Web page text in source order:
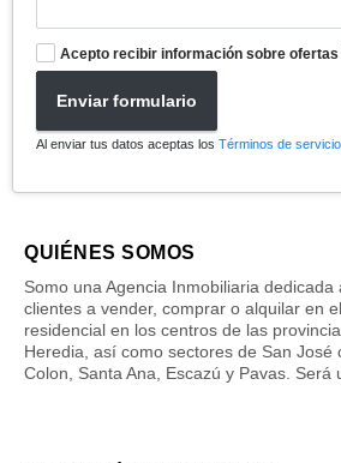
Acepto recibir información sobre
Enviar formulario
Al enviar tus datos aceptas los Términos de
QUIÉNES SOMOS
Somo una Agencia Inmobiliaria
clientes a vender, comprar o alquilar en
residencial en los centros de las
Heredia, así como sectores de San José
Colon, Santa Ana, Escazú y Pavas. Será